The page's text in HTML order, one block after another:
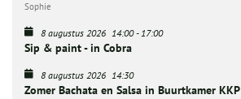
Sophie
8 augustus 2026 14:00-17:00
Sip & paint - in Cobra
8 augustus 2026 14:30
Zomer Bachata en Salsa in Buurtkamer KKP